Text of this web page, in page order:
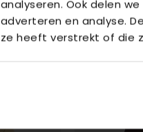
analyseren. Ook delen
adverteren en analyse.
ze heeft verstrekt of die